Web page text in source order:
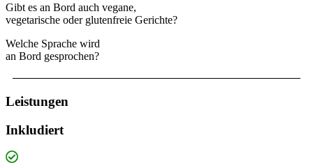
Gibt es an Bord auch vegane,
vegetarische oder glutenfreie Gerichte?
Welche Sprache wird
an Bord gesprochen?
Leistungen
Inkludiert